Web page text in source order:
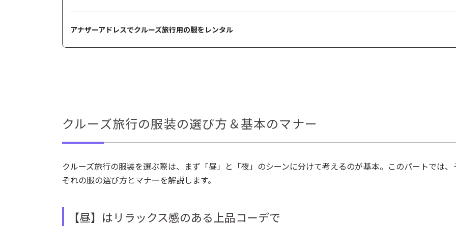
アナザーアドレスでクルーズ旅行用の服をレンタル
クルーズ旅行の服装の選び方＆基本のマナー
クルーズ旅行の服装を選ぶ際は、まず「昼」と「夜」のシーンに分けて考えるのが基本。このパートでは、
ぞれの服の選び方とマナーを解説します。
【昼】はリラックス感のある上品コーデで